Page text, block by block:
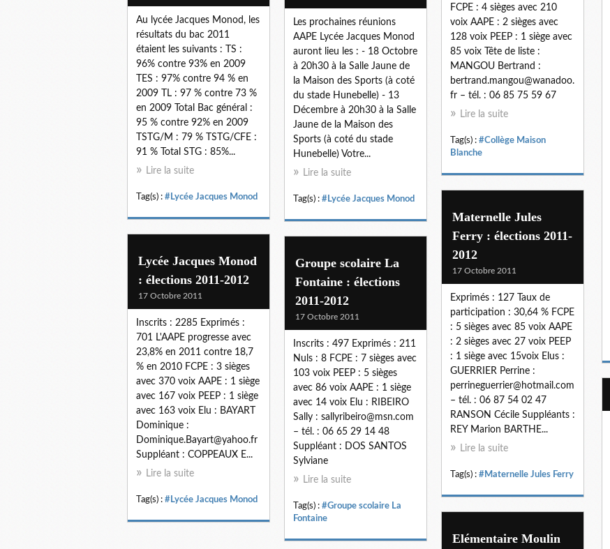
FCPE : 4 sièges avec 210
voix AAPE : 2 sièges avec
128 voix PEEP : 1 siège avec
85 voix Tête de liste :
MANGOU Bertrand :
bertrand.mangou@wanadoo.
fr – tél. : 06 85 75 59 67
Lire la suite
Tag(s) : #Collège Maison
Blanche
Les prochaines réunions
AAPE Lycée Jacques Monod
auront lieu les : - 18 Octobre
à 20h30 à la Salle Jaune de
la Maison des Sports (à coté
du stade Hunebelle) - 13
Décembre à 20h30 à la Salle
Jaune de la Maison des
Sports (à coté du stade
Hunebelle) Votre...
Lire la suite
Tag(s) : #Lycée Jacques Monod
Au lycée Jacques Monod, les
résultats du bac 2011
étaient les suivants : TS :
96% contre 93% en 2009
TES : 97% contre 94 % en
2009 TL : 97 % contre 73 %
en 2009 Total Bac général :
95 % contre 92% en 2009
TSTG/M : 79 % TSTG/CFE :
91 % Total STG : 85%...
Lire la suite
Tag(s) : #Lycée Jacques Monod
Maternelle Jules
Ferry : élections 2011-
2012
17 Octobre 2011
Exprimés : 127 Taux de
participation : 30,64 % FCPE
: 5 sièges avec 85 voix AAPE
: 2 sièges avec 27 voix PEEP
: 1 siège avec 15voix Elus :
GUERRIER Perrine :
perrineguerrier@hotmail.com
– tél. : 06 87 54 02 47
RANSON Cécile Suppléants :
REY Marion BARTHE...
Lire la suite
Tag(s) : #Maternelle Jules Ferry
Lycée Jacques Monod
: élections 2011-2012
17 Octobre 2011
Inscrits : 2285 Exprimés :
701 L'AAPE progresse avec
23,8% en 2011 contre 18,7
% en 2010 FCPE : 3 sièges
avec 370 voix AAPE : 1 siège
avec 167 voix PEEP : 1 siège
avec 163 voix Elu : BAYART
Dominique :
Dominique.Bayart@yahoo.fr
Suppléant : COPPEAUX E...
Lire la suite
Tag(s) : #Lycée Jacques Monod
Groupe scolaire La
Fontaine : élections
2011-2012
17 Octobre 2011
Inscrits : 497 Exprimés : 211
Nuls : 8 FCPE : 7 sièges avec
103 voix PEEP : 5 sièges
avec 86 voix AAPE : 1 siège
avec 14 voix Elu : RIBEIRO
Sally : sallyribeiro@msn.com
– tél. : 06 65 29 14 48
Suppléant : DOS SANTOS
Sylviane
Lire la suite
Tag(s) : #Groupe scolaire La
Fontaine
Elémentaire Moulin